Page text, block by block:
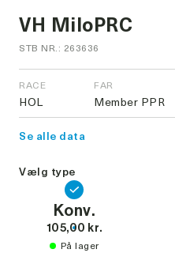
VH MiloPRC
STB NR.: 263636
RACE
HOL
FAR
Member PPR
Se alle data
Vælg type
Konv.
105,00 kr.
På lager